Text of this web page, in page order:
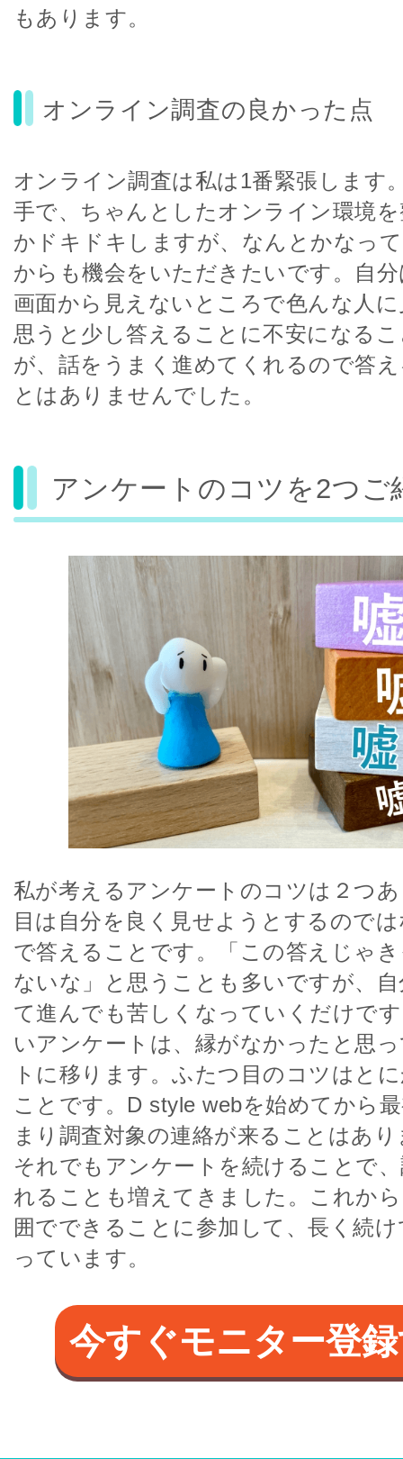
もあります。
オンライン調査の良かった点
オンライン調査は私は1番緊張します
手で、ちゃんとしたオンライン環境
かドキドキしますが、なんとかなっ
からも機会をいただきたいです。自
画面から見えないところで色んな人
思うと少し答えることに不安になる
が、話をうまく進めてくれるので答
とはありませんでした。
アンケートのコツを2つご
私が考えるアンケートのコツは２つ
目は自分を良く見せようとするので
で答えることです。「この答えじゃ
ないな」と思うことも多いですが、
て進んでも苦しくなっていくだけで
いアンケートは、縁がなかったと思
トに移ります。ふたつ目のコツはと
ことです。D style webを始めてから
まり調査対象の連絡が来ることはあ
それでもアンケートを続けることで
れることも増えてきました。これか
囲でできることに参加して、長く続
っています。
今すぐモニター登